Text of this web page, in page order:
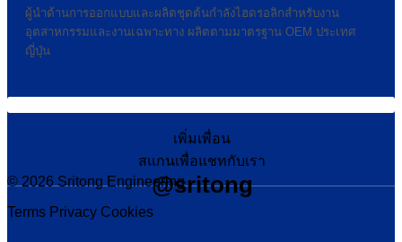
ผู้นำด้านการออกแบบและผลิตชุดต้นกำลังไฮดรอลิกสำหรับงาน
อุตสาหกรรมและงานเฉพาะทาง ผลิตตามมาตรฐาน OEM ประเทศ
ญี่ปุ่น
เพิ่มเพื่อน
สแกนเพื่อแชทกับเรา
@sritong
© 2026 Sritong Engineering
Terms Privacy Cookies